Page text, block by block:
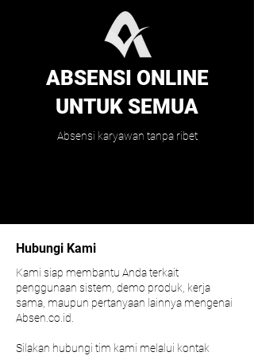
ABSENSI ONLINE
UNTUK SEMUA
Absensi karyawan tanpa ribet
Hubungi Kami
Kami siap membantu Anda terkait
penggunaan sistem, demo produk, kerja
sama, maupun pertanyaan lainnya mengenai
Absen.co.id.
Silakan hubungi tim kami melalui kontak